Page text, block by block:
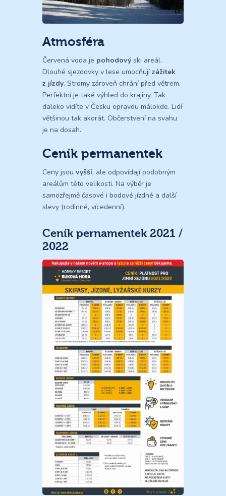
Atmosféra
Červená voda je pohodový ski areál.
Dlouhé sjezdovky v lese umocňujízážitek
z jízdy. Stromy zároveň chrání před větrem.
Perfektní je také výhled do krajiny. Tak
daleko vidíte v Česku opravdu málokde. Lidí
většinou tak akorát. Občerstvení na svahu
je na dosah.
Ceník permanentek
Ceny jsou vyšší, ale odpovídají podobným
areálům této velikosti. Na výběr je
samozřejmě časové i bodové jízdné a další
slevy (rodinné, vícedenní).
Ceník pernamentek 2021 /
2022